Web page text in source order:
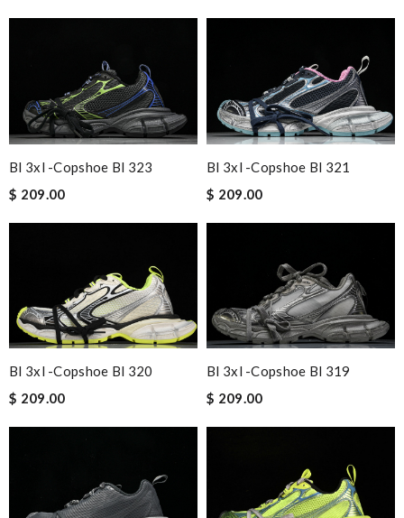
Bl 3xl -copshoe Bl 323
$ 209.00
Bl 3xl -copshoe Bl 321
$ 209.00
Bl 3xl -copshoe Bl 320
$ 209.00
Bl 3xl -copshoe Bl 319
$ 209.00